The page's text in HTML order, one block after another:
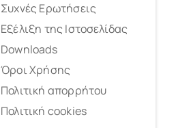
Συχνές Ερωτήσεις
Εξέλιξη της Ιστοσελίδας
Downloads
Όροι Χρήσης
Πολιτική απορρήτου
Πολιτική cookies